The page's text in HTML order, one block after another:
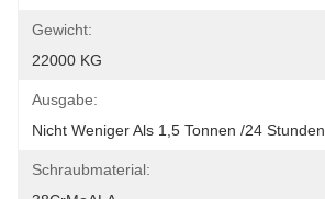
Gewicht:
22000 KG
Ausgabe:
Nicht Weniger Als 1,5 Tonnen /24 Stunden
Schraubmaterial: